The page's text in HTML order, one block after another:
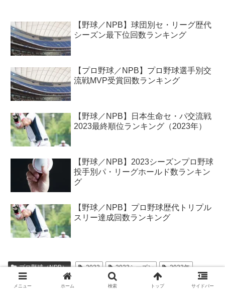
【野球／NPB】球団別セ・リーグ歴代
シーズン最下位回数ランキング
【プロ野球／NPB】プロ野球選手別交
流戦MVP受賞回数ランキング
【野球／NPB】日本生命セ・パ交流戦
2023最終順位ランキング（2023年）
【野球／NPB】2023シーズンプロ野球
投手別パ・リーグホールド数ランキン
グ
【野球／NPB】プロ野球歴代トリプル
スリー達成回数ランキング
プロ野球（NPB） 2023 2023シーズン
2023年
スポーツ
セ・リーグ プロ野球 ランキング 奪三振
メニュー ホーム 検索 トップ サイドバー